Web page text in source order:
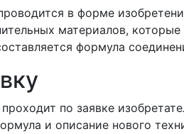
в форме
материалов,
формула
по заявке
и описание нового